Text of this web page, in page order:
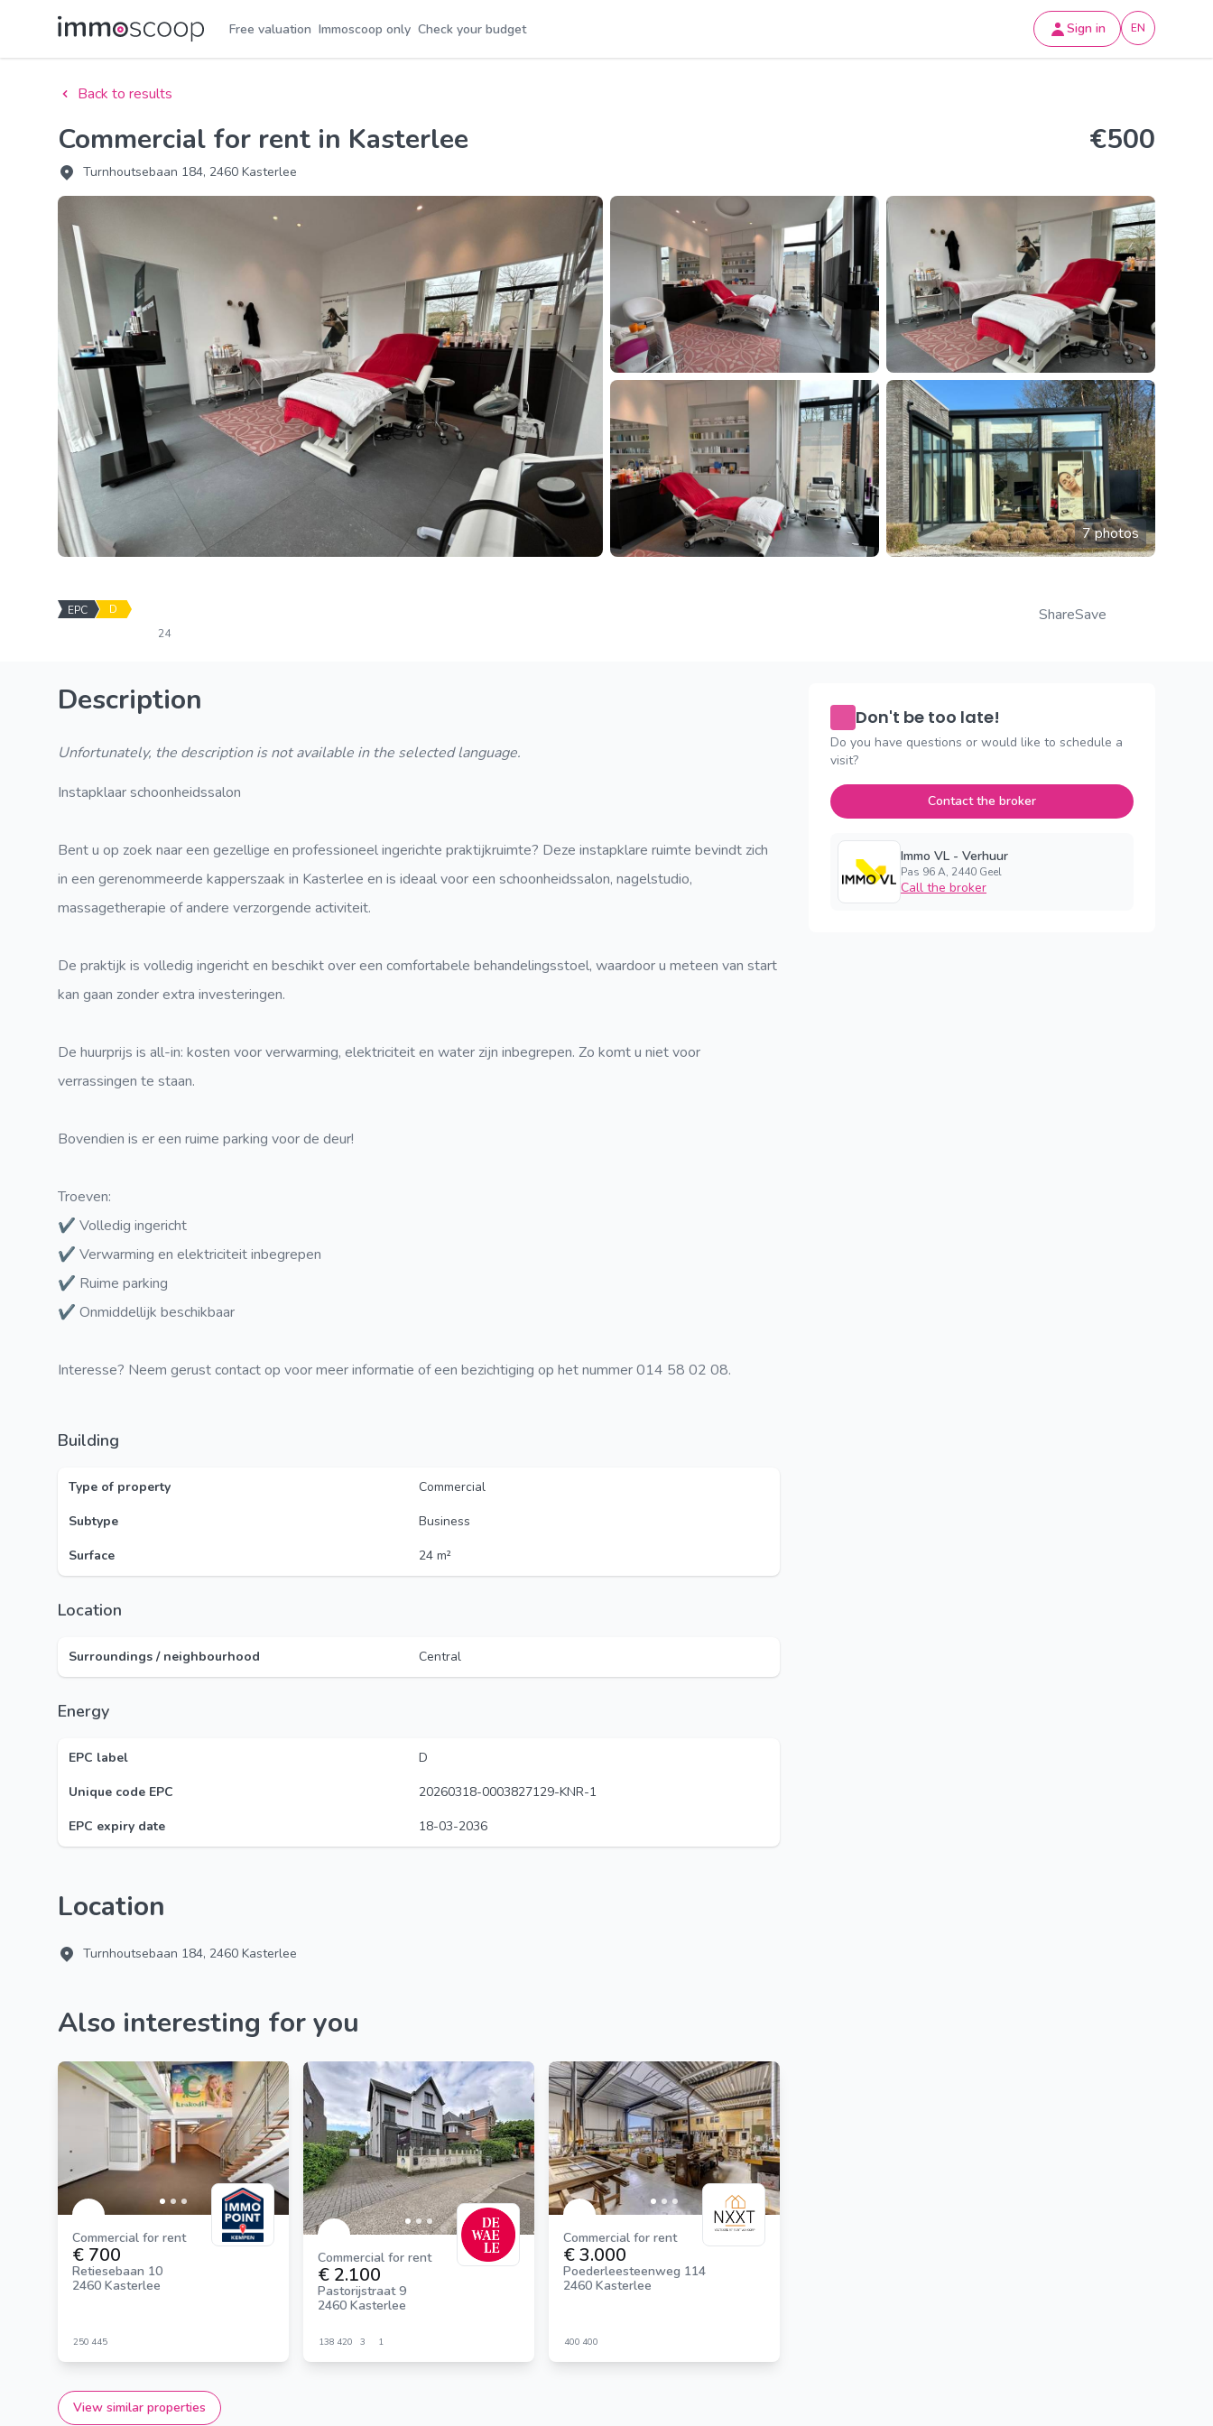
Free valuation Immoscoop only Check your budget Sign in EN
Back to results
Commercial for rent in Kasterlee
Turnhoutsebaan 184, 2460 Kasterlee
€500
7 photos
EPC D
24
ShareSave
Description
Unfortunately, the description is not available in the selected language.
Instapklaar schoonheidssalon
Bent u op zoek naar een gezellige en professioneel ingerichte praktijkruimte? Deze instapklare ruimte bevindt zich
in een gerenommeerde kapperszaak in Kasterlee en is ideaal voor een schoonheidssalon, nagelstudio,
massagetherapie of andere verzorgende activiteit.
De praktijk is volledig ingericht en beschikt over een comfortabele behandelingsstoel, waardoor u meteen van start
kan gaan zonder extra investeringen.
De huurprijs is all-in: kosten voor verwarming, elektriciteit en water zijn inbegrepen. Zo komt u niet voor
verrassingen te staan.
Bovendien is er een ruime parking voor de deur!
Troeven:
✔ Volledig ingericht
✔ Verwarming en elektriciteit inbegrepen
✔ Ruime parking
✔ Onmiddellijk beschikbaar
Interesse? Neem gerust contact op voor meer informatie of een bezichtiging op het nummer 014 58 02 08.
Building
Type of property
Commercial
Subtype
Business
Surface
24 m²
Location
Surroundings / neighbourhood Central
Energy
EPC label
D
Unique code EPC
20260318-0003827129-KNR-1
EPC expiry date
18-03-2036
Location
Turnhoutsebaan 184, 2460 Kasterlee
Also interesting for you
Commercial for rent
€ 700
Retiesebaan 10
2460 Kasterlee
250 445
Commercial for rent
€ 2.100
Pastorijstraat 9
2460 Kasterlee
138 420 3 1
Commercial for rent
€ 3.000
Poederleesteenweg 114
2460 Kasterlee
400 400
View similar properties
Don't be too late!
Do you have questions or would like to schedule a
visit?
Contact the broker
Immo VL - Verhuur
Pas 96 A, 2440 Geel
Call the broker